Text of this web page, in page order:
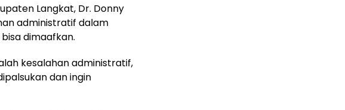
Langkat, Dr. Donny
administratif dalam
dimaafkan.
kesalahan administratif,
dan ingin